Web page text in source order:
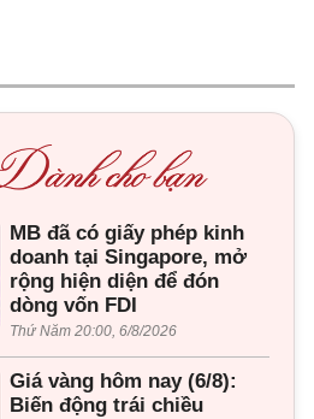
MB đã có giấy phép kinh
doanh tại Singapore, mở
rộng hiện diện để đón
dòng vốn FDI
Thứ Năm 20:00, 6/8/2026
Giá vàng hôm nay (6/8):
Biến động trái chiều